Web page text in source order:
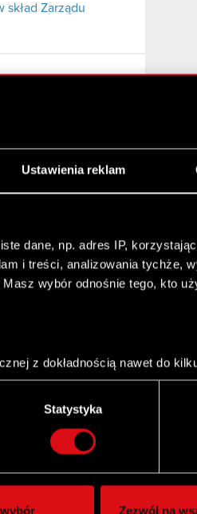
Ustawienia reklam
dane, np. adres IP,
i treści, analizowania tychże,
wybór odnośnie tego, kto
z dokładnością nawet do
je zbiory
przetwarzane oraz ustaw
swoją zgodę w dowolnej
aby oferować funkcje
Statystyka
Zezwól na
skład Zarządu
z o.o.